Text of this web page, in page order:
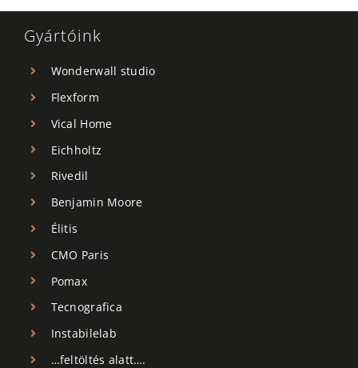
Gyártóink
Wonderwall studio
Flexform
Vical Home
Eichholtz
Rivedil
Benjamin Moore
Élitis
CMO Paris
Pomax
Tecnografica
Instabilelab
…feltöltés alatt….